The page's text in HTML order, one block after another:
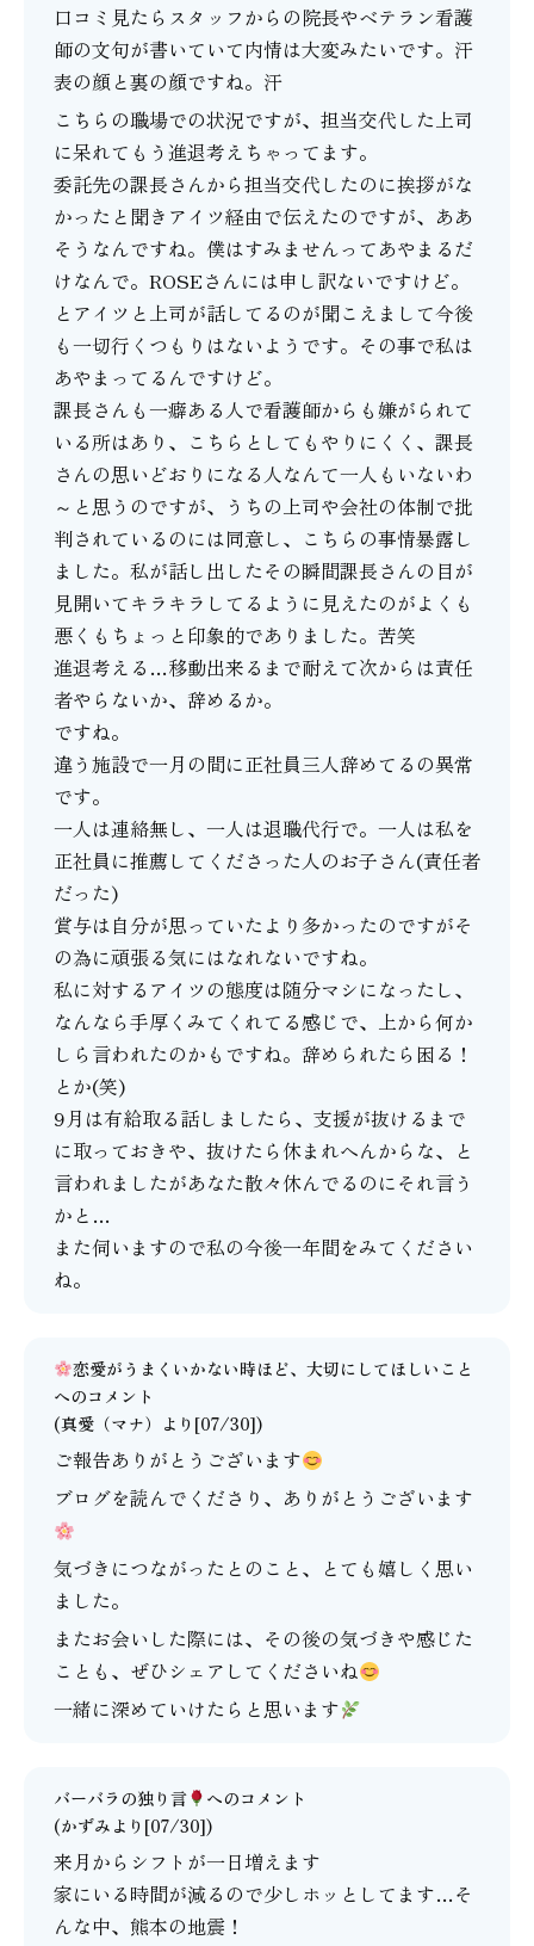
口コミ見たらスタッフからの院長やベテラン看護
師の文句が書いていて内情は大変みたいです。汗
表の顔と裏の顔ですね。汗
こちらの職場での状況ですが、担当交代した上司
に呆れてもう進退考えちゃってます。
委託先の課長さんから担当交代したのに挨拶がな
かったと聞きアイツ経由で伝えたのですが、ああ
そうなんですね。僕はすみませんってあやまるだ
けなんで。ROSEさんには申し訳ないですけど。
とアイツと上司が話してるのが聞こえまして今後
も一切行くつもりはないようです。その事で私は
あやまってるんですけど。
課長さんも一癖ある人で看護師からも嫌がられて
いる所はあり、こちらとしてもやりにくく、課長
さんの思いどおりになる人なんて一人もいないわ
～と思うのですが、うちの上司や会社の体制で批
判されているのには同意し、こちらの事情暴露し
ました。私が話し出したその瞬間課長さんの目が
見開いてキラキラしてるように見えたのがよくも
悪くもちょっと印象的でありました。苦笑
進退考える…移動出来るまで耐えて次からは責任
者やらないか、辞めるか。
ですね。
違う施設で一月の間に正社員三人辞めてるの異常
です。
一人は連絡無し、一人は退職代行で。一人は私を
正社員に推薦してくださった人のお子さん(責任者
だった)
賞与は自分が思っていたより多かったのですがそ
の為に頑張る気にはなれないですね。
私に対するアイツの態度は随分マシになったし、
なんなら手厚くみてくれてる感じで、上から何か
しら言われたのかもですね。辞められたら困る！
とか(笑)
9月は有給取る話しましたら、支援が抜けるまで
に取っておきや、抜けたら休まれへんからな、と
言われましたがあなた散々休んでるのにそれ言う
かと…
また伺いますので私の今後一年間をみてください
ね。
恋愛がうまくいかない時ほど、大切にしてほしいこと
へのコメント
(真愛（マナ） より[07/30])
ご報告ありがとうございます
ブログを読んでくださり、ありがとうございます
気づきにつながったとのこと、とても嬉しく思い
ました。
またお会いした際には、その後の気づきや感じた
ことも、ぜひシェアしてくださいね
一緒に深めていけたらと思います
バーバラの独り言
へのコメント
(かずみより[07/30])
来月からシフトが一日増えます
家にいる時間が減るので少しホッとしてます…そ
んな中、熊本の地震！